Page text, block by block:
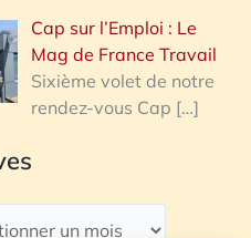
Cap sur l’Emploi : Le
Mag de France Travail
Sixième volet de notre
rendez-vous Cap […]